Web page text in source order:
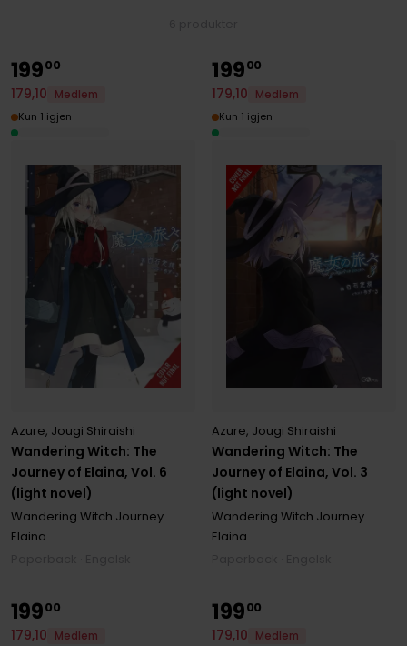
Wandering Witch: The
Journey of Elaina, Vol. 6
(light novel)
Azure, Jougi Shiraishi
Wandering Witch Journey
Elaina
19900
179,10
Medlem
Kun 1 igjen
Wandering Witch: The
Journey of Elaina, Vol. 3
(light novel)
Azure, Jougi Shiraishi
Wandering Witch Journey
Elaina
19900
179,10
Medlem
Kun 1 igjen
19900
179,10
Medlem
19900
179,10
Medlem